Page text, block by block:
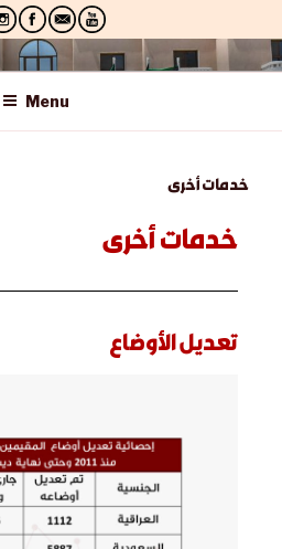
الجهاز المركزي لمعالجة
Menu
خدمات أخرى
خدمات أخرى
تعديل الأوضاع